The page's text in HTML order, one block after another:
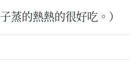
子蒸的熱熱的很好吃。）